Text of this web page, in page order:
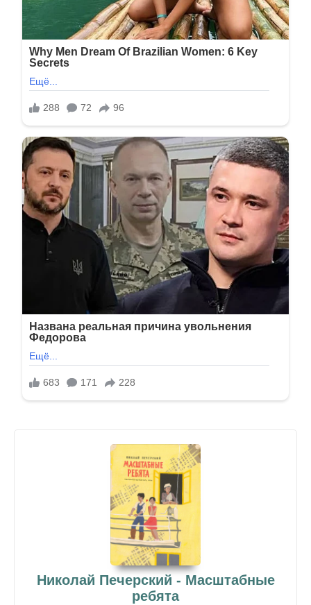
Николай Печерский - Масштабные
ребята